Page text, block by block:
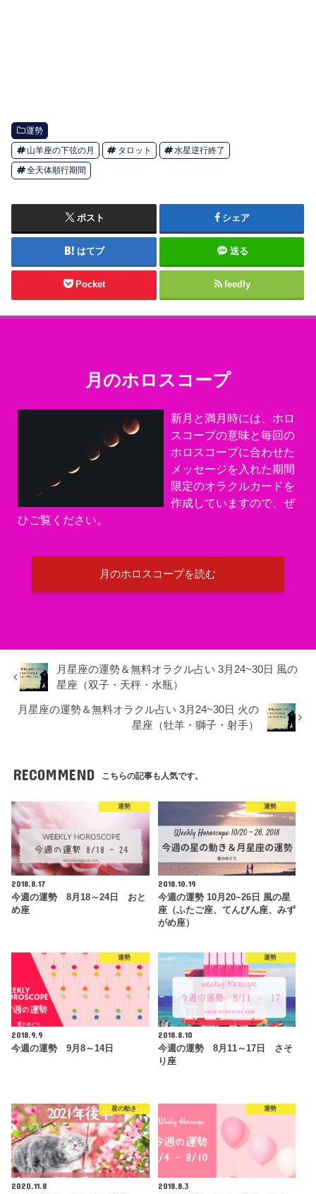
運勢
山羊座の下弦の月 タロット 水星逆行終了
全天体順行期間
ポスト シェア
はてブ 送る
Pocket feedly
月のホロスコープ
新月と満月時には、ホロ
スコープの意味と毎回の
ホロスコープに合わせた
メッセージを入れた期間
限定のオラクルカードを
作成していますので、ぜ
ひご覧ください。
月のホロスコープを読む
月星座の運勢＆無料オラクル占い 3月24~30日 風の
星座（双子・天秤・水瓶）
月星座の運勢＆無料オラクル占い 3月24~30日 火の
星座（牡羊・獅子・射手）
RECOMMEND こちらの記事も人気です。
運勢
2018.8.17
今週の運勢 8月18～24日 おと
め座
運勢
2018.10.19
今週の運勢 10月20~26日 風の星
座（ふたご座、てんびん座、みず
がめ座）
運勢
2018.9.9
今週の運勢 9月8～14日
運勢
2018.8.10
今週の運勢 8月11～17日 さそ
り座
星の動き
2020.11.8
運勢
2018.8.3